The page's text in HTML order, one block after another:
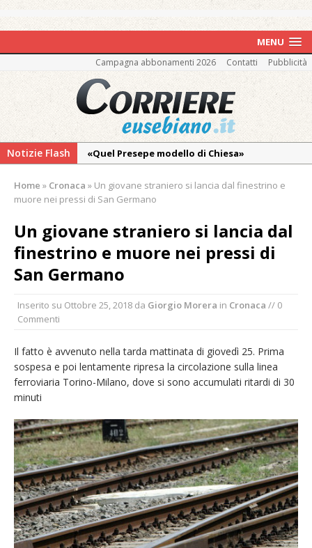
MENU
Campagna abbonamenti 2026 Contatti Pubblicità
Notizie Flash
«Quel Presepe modello di Chiesa»
Ringraziamento: convegno, messa e
Quel giardino davanti all’ospedale curato da
otto soggetti autistici in cura all’Asl di
nell’Alto Novarese si contano i danni del
Estate di sagre anche per i mezzi storici della
collezione della Fondazione Marazzato
Pro vs Saluzzo, amichevole di buon riscontro
dell’Asl. Il Comune: «Misura precauzionale e
provvisoria»
Dieci anni fa l’ingresso a Vercelli
dell’arcivescovo mons. Marco Arnolfo
Home » Cronaca » Un giovane straniero si lancia dal finestrino e
muore nei pressi di San Germano
Un giovane straniero si lancia dal
finestrino e muore nei pressi di
San Germano
Inserito su Ottobre 25, 2018 da Giorgio Morera in Cronaca // 0
Commenti
Il fatto è avvenuto nella tarda mattinata di giovedì 25. Prima
sospesa e poi lentamente ripresa la circolazione sulla linea
ferroviaria Torino-Milano, dove si sono accumulati ritardi di 30
minuti